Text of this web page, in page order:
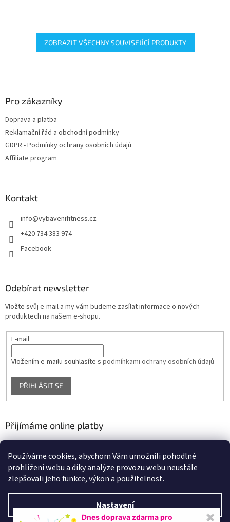
Používáme cookies, abychom Vám umožnili pohodlné
prohlížení webu a díky analýze provozu webu neustále
zlepšovali jeho funkce, výkon a použitelnost.
Nastavení
ZOBRAZIT VŠECHNY SOUVISEJÍCÍ PRODUKTY
Pro zákazníky
Doprava a platba
Reklamační řád a obchodní podmínky
GDPR - Podmínky ochrany osobních údajů
Affiliate program
Kontakt
info@vybavenifitness.cz
+420 734 383 974
Facebook
Odebírat newsletter
Vložte svůj e-mail a my vám budeme zasílat informace o nových
produktech na našem e-shopu.
E-mail
Vložením e-mailu souhlasíte s podmínkami ochrany osobních údajů
PŘIHLÁSIT SE
Přijímáme online platby
Vytvořil Shoptet
Dnes doprava zdarma pro
✖